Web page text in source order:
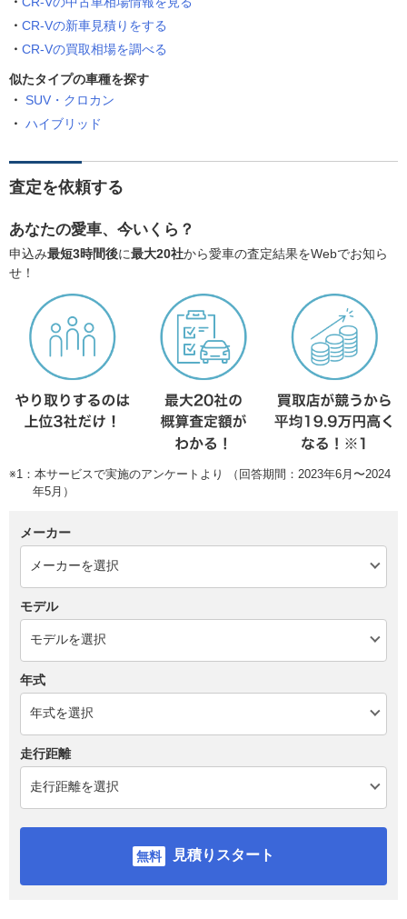
CR-Vの新車見積りをする
CR-Vの買取相場を調べる
似たタイプの車種を探す
SUV・クロカン
ハイブリッド
査定を依頼する
あなたの愛車、今いくら？
申込み最短3時間後に最大20社から愛車の査定結果をWebでお知ら
せ！
※1：本サービスで実施のアンケートより （回答期間：2023年6月〜2024
年5月）
メーカー
モデル
年式
走行距離
見積りスタート